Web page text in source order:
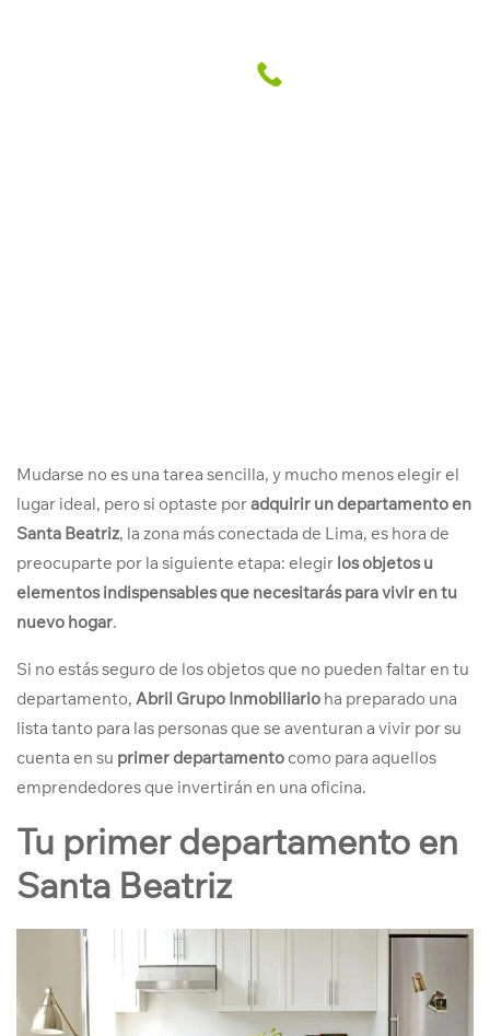
Mudarse no es una tarea sencilla, y mucho menos elegir el
lugar ideal, pero si optaste poradquirir un departamento en
Santa Beatriz, la zona más conectada de Lima, es hora de
preocuparte por la siguiente etapa: elegir los objetos u
elementos indispensables que necesitarás para vivir en tu
nuevo hogar.
Si no estás seguro de los objetos que no pueden faltar en tu
departamento, Abril Grupo Inmobiliario ha preparado una
lista tanto para las personas que se aventuran a vivir por su
cuenta en su primer departamento como para aquellos
emprendedores que invertirán en una oficina.
Tu primer departamento en
Santa Beatriz